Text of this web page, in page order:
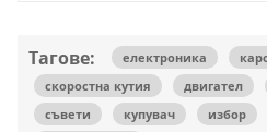
Тагове: електроника
скоростна кутия
двигател
съвети
купувач избор